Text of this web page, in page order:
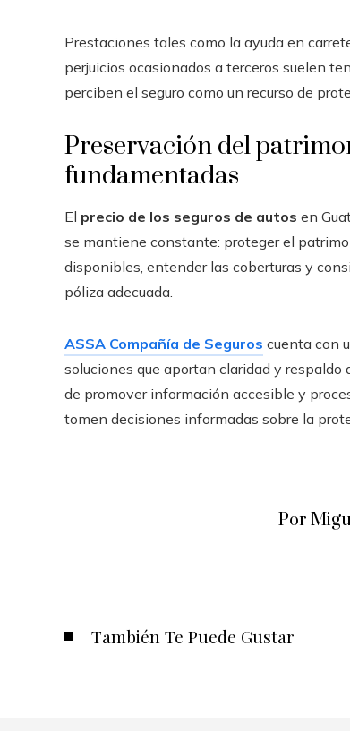
Prestaciones tales como la ayuda en
perjuicios ocasionados a terceros suelen
perciben el seguro como un recurso de
Preservación del
fundamentadas
El precio de los seguros de autos en
se mantiene constante: proteger el
disponibles, entender las coberturas y
póliza adecuada.
ASSA Compañía de Seguros cuenta con
soluciones que aportan claridad y
de promover información accesible y
tomen decisiones informadas sobre la
Por
También Te Puede Gustar